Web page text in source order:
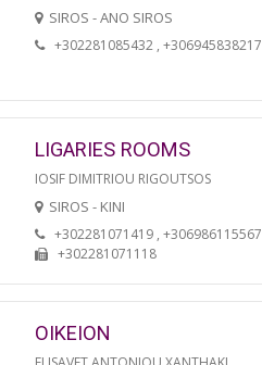
SIROS - ANO SIROS
+302281085432 , +306945838217
LIGARIES ROOMS
IOSIF DIMITRIOU RIGOUTSOS
SIROS - KINI
+302281071419 , +306986115567
+302281071118
OIKEION